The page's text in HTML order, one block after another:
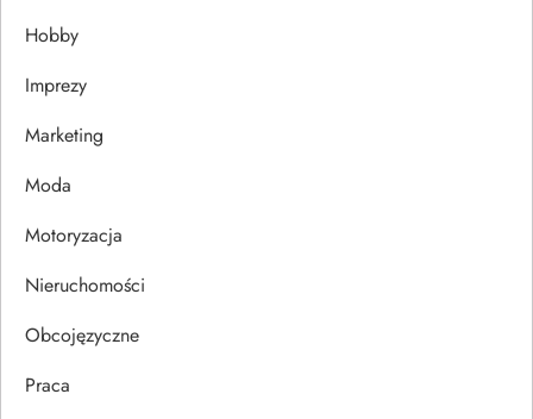
a
w
p
u
Hobby
Imprezy
Marketing
Moda
Motoryzacja
Nieruchomości
Obcojęzyczne
Praca